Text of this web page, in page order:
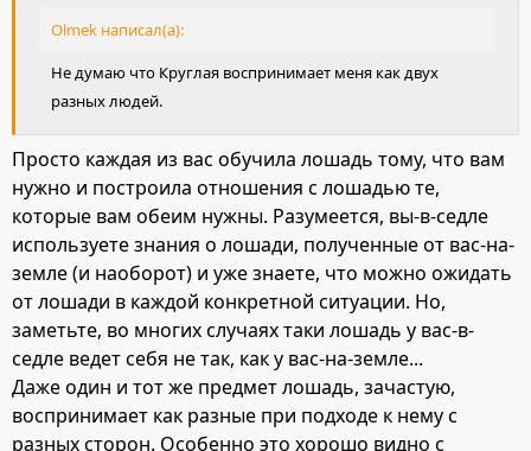
Olmek написал(а):
Не думаю что Круглая воспринимает меня как двух
разных людей.
Просто каждая из вас обучила лошадь тому, что вам
нужно и построила отношения с лошадью те,
которые вам обеим нужны. Разумеется, вы-в-седле
используете знания о лошади, полученные от вас-на-
земле (и наоборот) и уже знаете, что можно ожидать
от лошади в каждой конкретной ситуации. Но,
заметьте, во многих случаях таки лошадь у вас-в-
седле ведет себя не так, как у вас-на-земле...
Даже один и тот же предмет лошадь, зачастую,
воспринимает как разные при подходе к нему с
разных сторон. Особенно это хорошо видно с